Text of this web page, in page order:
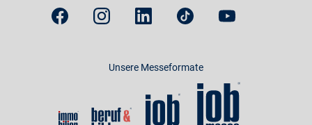
Unsere Messeformate